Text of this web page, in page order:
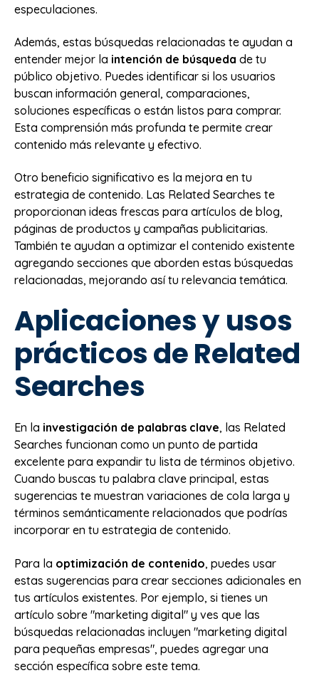
especulaciones.
Además, estas búsquedas relacionadas te ayudan a
entender mejor la intención de búsqueda de tu
público objetivo. Puedes identificar si los usuarios
buscan información general, comparaciones,
soluciones específicas o están listos para comprar.
Esta comprensión más profunda te permite crear
contenido más relevante y efectivo.
Otro beneficio significativo es la mejora en tu
estrategia de contenido. Las Related Searches te
proporcionan ideas frescas para artículos de blog,
páginas de productos y campañas publicitarias.
También te ayudan a optimizar el contenido existente
agregando secciones que aborden estas búsquedas
relacionadas, mejorando así tu relevancia temática.
Aplicaciones y usos
prácticos de Related
Searches
En la investigación de palabras clave, las Related
Searches funcionan como un punto de partida
excelente para expandir tu lista de términos objetivo.
Cuando buscas tu palabra clave principal, estas
sugerencias te muestran variaciones de cola larga y
términos semánticamente relacionados que podrías
incorporar en tu estrategia de contenido.
Para la optimización de contenido, puedes usar
estas sugerencias para crear secciones adicionales en
tus artículos existentes. Por ejemplo, si tienes un
artículo sobre "marketing digital" y ves que las
búsquedas relacionadas incluyen "marketing digital
para pequeñas empresas", puedes agregar una
sección específica sobre este tema.